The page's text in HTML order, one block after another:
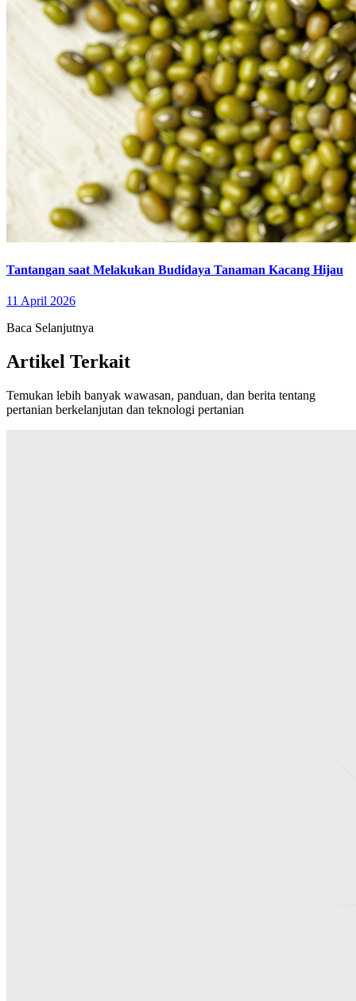
Tantangan saat Melakukan Budidaya Tanaman Kacang Hijau
11 April 2026
Baca Selanjutnya
Artikel Terkait
Temukan lebih banyak wawasan, panduan, dan berita tentang
pertanian berkelanjutan dan teknologi pertanian